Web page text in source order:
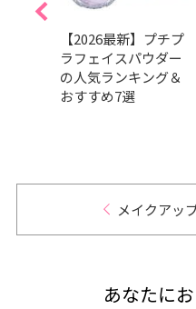
【2026最新】プチプ
ラフェイスパウダー
の人気ランキング＆
おすすめ7選
メイクアッ
あなたに